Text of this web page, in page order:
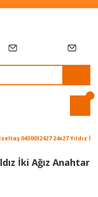
2 Taksit!
İzeltaş 0430032427 24x27 Yıldız
İki Ağız Anahtar